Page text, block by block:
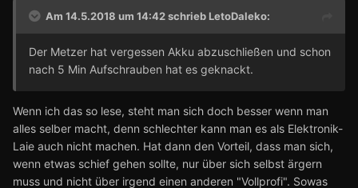
Am 14.5.2018 um 14:42 schriebLetoDaleko:
Der Metzer hat vergessen Akku abzuschließen und schon
nach 5 Min Aufschrauben hat es geknackt.
Wenn ich das so lese, steht man sich doch besser wenn man
alles selber macht, denn schlechter kann man es als Elektronik-
Laie auch nicht machen. Hat dann den Vorteil, dass man sich,
wenn etwas schief gehen sollte, nur über sich selbst ärgern
muss und nicht über irgend einen anderen "Vollprofi". Sowas